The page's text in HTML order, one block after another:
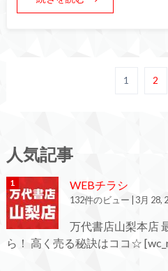
1 2
人気記事
WEBチラシ
132件のビュー 3月 28,
万代書店山梨本店
ら！ 高く売る秘訣はココ☆